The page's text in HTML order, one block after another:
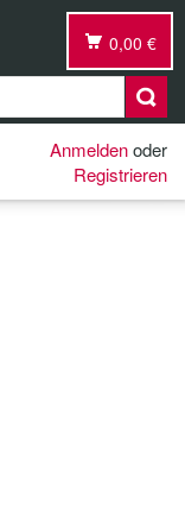
0,00 €
Anmeldenoder
Registrieren